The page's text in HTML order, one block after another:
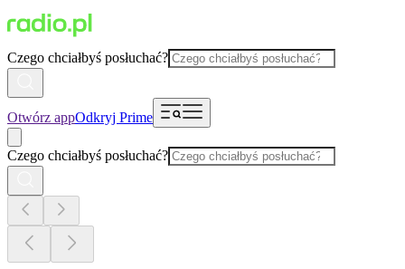
Czego chciałbyś posłuchać?
Otwórz appOdkryj Prime
Czego chciałbyś posłuchać?